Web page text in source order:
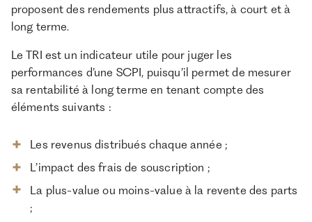
proposent des rendements plus attractifs, à court et à
long terme.
Le TRI est un indicateur utile pour juger les
performances d’une SCPI, puisqu’il permet de mesurer
sa rentabilité à long terme en tenant compte des
éléments suivants :
Les revenus distribués chaque année ;
L’impact des frais de souscription ;
La plus-value ou moins-value à la revente des parts
;